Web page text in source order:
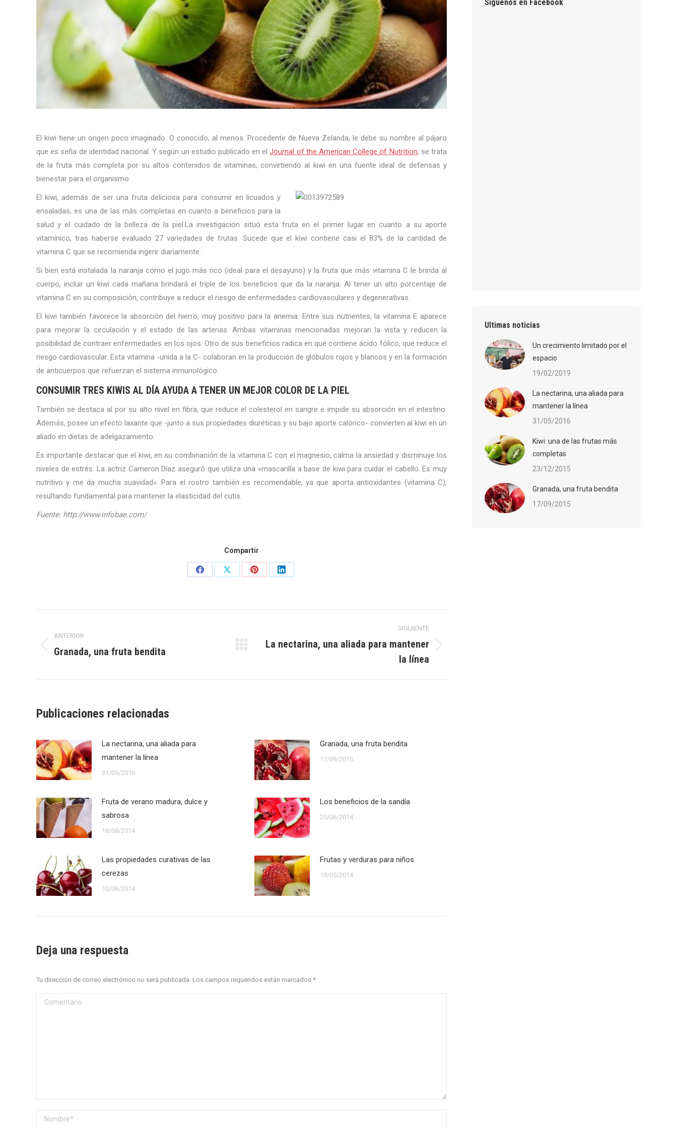
El kiwi tiene un origen poco imaginado. O conocido, al menos. Procedente de Nueva Zelanda, le debe su nombre al pájaro
que es seña de identidad nacional. Y según un estudio publicado en elJournal of the American College of Nutrition, se trata
de la fruta más completa por su altos contenidos de vitaminas, convirtiendo al kiwi en una fuente ideal de defensas y
bienestar para el organismo.
El kiwi, además de ser una fruta deliciosa para consumir en licuados y
ensaladas, es una de las más completas en cuanto a beneficios para la
salud y el cuidado de la belleza de la piel.La investigación situó esta fruta en el primer lugar en cuanto a su aporte
vitamínico, tras haberse evaluado 27 variedades de frutas. Sucede que el kiwi contiene casi el 83% de la cantidad de
vitamina C que se recomienda ingerir diariamente.
Si bien está instalada la naranja como el jugo más rico (ideal para el desayuno) y la fruta que más vitamina C le brinda al
cuerpo, incluir un kiwi cada mañana brindará el triple de los beneficios que da la naranja. Al tener un alto porcentaje de
vitamina C en su composición, contribuye a reducir el riesgo de enfermedades cardiovasculares y degenerativas.
El kiwi también favorece la absorción del hierro, muy positivo para la anemia. Entre sus nutrientes, la vitamina E aparece
para mejorar la circulación y el estado de las arterias. Ambas vitaminas mencionadas mejoran la vista y reducen la
posibilidad de contraer enfermedades en los ojos. Otro de sus beneficios radica en que contiene ácido fólico, que reduce el
riesgo cardiovascular. Esta vitamina -unida a la C- colaboran en la producción de glóbulos rojos y blancos y en la formación
de anticuerpos que refuerzan el sistema inmunológico.
CONSUMIR TRES KIWIS AL DÍA AYUDA A TENER UN MEJOR COLOR DE LA PIEL
También se destaca al por su alto nivel en fibra, que reduce el colesterol en sangre e impide su absorción en el intestino.
Además, posee un efecto laxante que -junto a sus propiedades diuréticas y su bajo aporte calórico- convierten al kiwi en un
aliado en dietas de adelgazamiento.
Es importante destacar que el kiwi, en su combinación de la vitamina C con el magnesio, calma la ansiedad y disminuye los
niveles de estrés. La actriz Cameron Díaz aseguró que utiliza una «mascarilla a base de kiwi para cuidar el cabello. Es muy
nutritivo y me da mucha suavidad». Para el rostro también es recomendable, ya que aporta antioxidantes (vitamina C),
resultando fundamental para mantener la elasticidad del cutis.
Fuente: http://www.infobae.com/
Compartir
Share
Share
Share
Share
entre
ANTERIOR
Publicación
Granada, una fruta bendita
SIGUIENTE
Publicación
La nectarina, una aliada para mantener
la línea
Publicaciones relacionadas
La nectarina, una aliada para
mantener la línea
31/05/2016
Granada, una fruta bendita
17/09/2015
Fruta de verano madura, dulce y
sabrosa
18/08/2014
Los beneficios de la sandía
20/06/2014
Las propiedades curativas de las
cerezas
10/06/2014
Frutas y verduras para niños
19/05/2014
Deja una respuesta
Tu dirección de correo electrónico no será publicada. Los campos requeridos están marcados *
Comentario
Nombre *
Síguenos en Facebook
Ultimas noticias
Un crecimiento limitado por el
espacio
19/02/2019
La nectarina, una aliada para
mantener la línea
31/05/2016
Kiwi: una de las frutas más
completas
23/12/2015
Granada, una fruta bendita
17/09/2015